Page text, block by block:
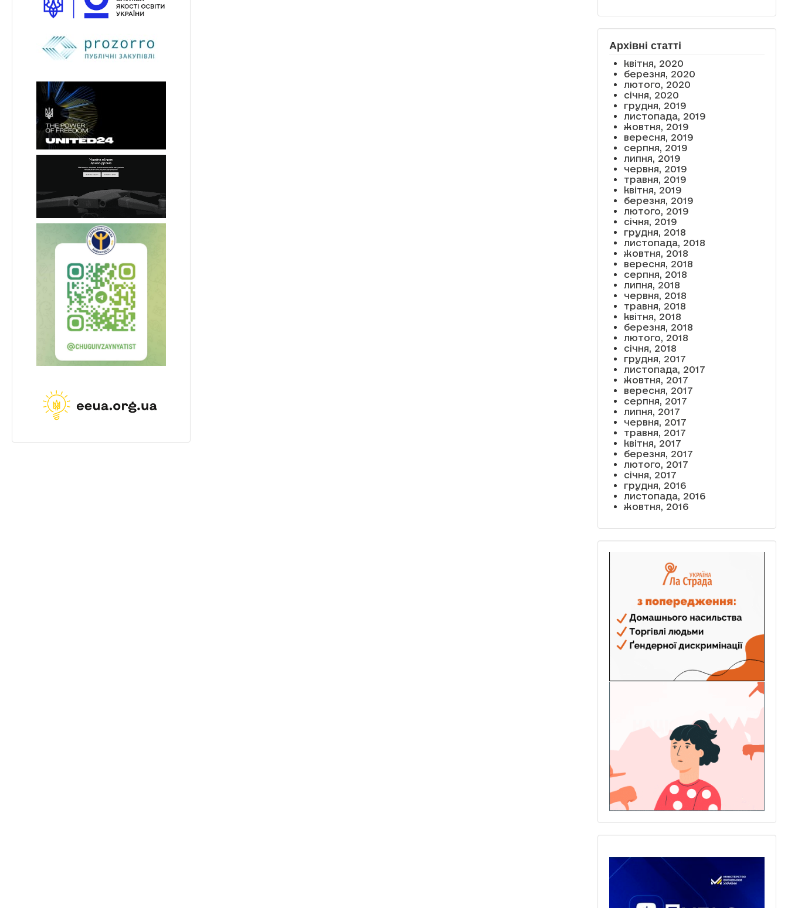
Архівні статті
квітня, 2020
березня, 2020
лютого, 2020
січня, 2020
грудня, 2019
листопада, 2019
жовтня, 2019
вересня, 2019
серпня, 2019
липня, 2019
червня, 2019
травня, 2019
квітня, 2019
березня, 2019
лютого, 2019
січня, 2019
грудня, 2018
листопада, 2018
жовтня, 2018
вересня, 2018
серпня, 2018
липня, 2018
червня, 2018
травня, 2018
квітня, 2018
березня, 2018
лютого, 2018
січня, 2018
грудня, 2017
листопада, 2017
жовтня, 2017
вересня, 2017
серпня, 2017
липня, 2017
червня, 2017
травня, 2017
квітня, 2017
березня, 2017
лютого, 2017
січня, 2017
грудня, 2016
листопада, 2016
жовтня, 2016